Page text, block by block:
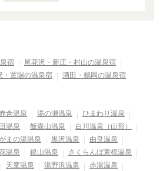
宿
尾花沢・新庄・村山の温泉宿
・置賜の温泉宿 酒田・鶴岡の温泉宿
倉温泉 湯の瀬温泉
ひまわり温泉
温泉 飯森山温泉
白川温泉（山形）
まの湯温泉 黒沢温泉
由良温泉
温泉 銀山温泉
さくらんぼ東根温泉
天童温泉 湯野浜温泉
赤湯温泉